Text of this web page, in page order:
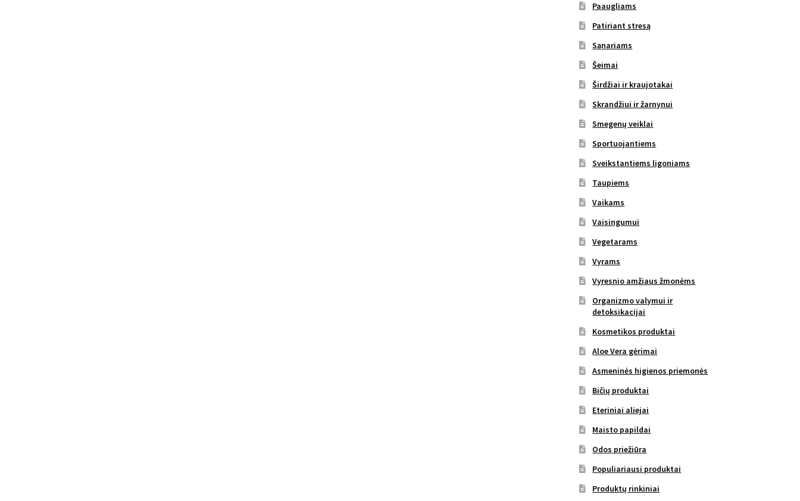
Paaugliams
Patiriant stresą
Sąnariams
Šeimai
Širdžiai ir kraujotakai
Skrandžiui ir žarnynui
Smegenų veiklai
Sportuojantiems
Sveikstantiems ligoniams
Taupiems
Vaikams
Vaisingumui
Vegetarams
Vyrams
Vyresnio amžiaus žmonėms
Organizmo valymui ir
detoksikacijai
Kosmetikos produktai
Aloe Vera gėrimai
Asmeninės higienos priemonės
Bičių produktai
Eteriniai aliejai
Maisto papildai
Odos priežiūra
Populiariausi produktai
Produktų rinkiniai